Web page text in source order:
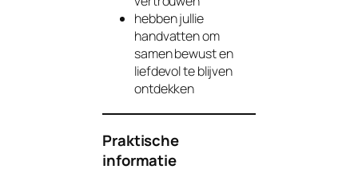
hebben jullie
handvatten om
samen bewust en
liefdevol te blijven
ontdekken
Praktische
informatie